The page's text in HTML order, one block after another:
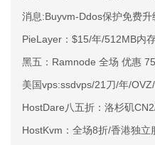
消息:Buyvm-Ddos保护免费
PieLayer：$15/年/512MB内
黑五：Ramnode 全场 优惠
美国vps:ssdvps/21刀/年/
HostDare八五折：洛杉矶
HostKvm：全场8折/香港独